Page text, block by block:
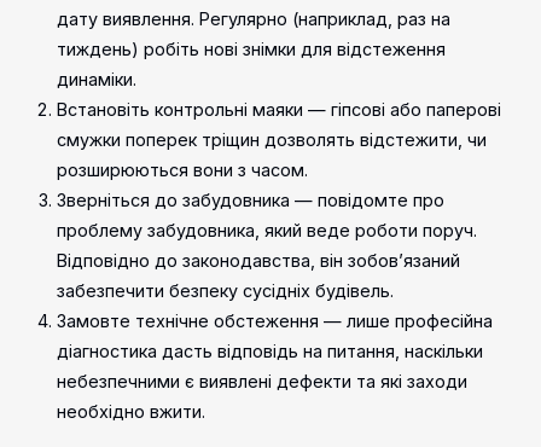
дату виявлення. Регулярно (наприклад, раз на
тиждень) робіть нові знімки для відстеження
динаміки.
Встановіть контрольні маяки — гіпсові або паперові
смужки поперек тріщин дозволять відстежити, чи
розширюються вони з часом.
Зверніться до забудовника — повідомте про
проблему забудовника, який веде роботи поруч.
Відповідно до законодавства, він зобов’язаний
забезпечити безпеку сусідніх будівель.
Замовте технічне обстеження — лише професійна
діагностика дасть відповідь на питання, наскільки
небезпечними є виявлені дефекти та які заходи
необхідно вжити.